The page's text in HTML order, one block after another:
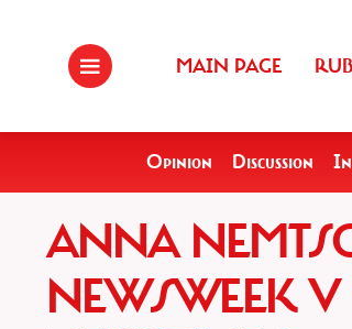
MAIN PAGE
Opinion Discussion
ANNA
NEWSWEEK